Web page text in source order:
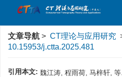
文章导航 > CT理论与应用研究
10.15953/j.ctta.2025.481
引用本文: 魏江涛, 程雨荷, 马梓轩,